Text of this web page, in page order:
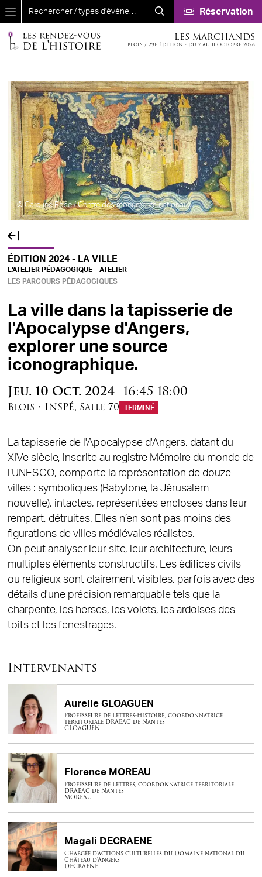
Aller au contenu principal
Réservation
LES MARCHANDS
BLOIS / 29E ÉDITION - DU 7 AU 11 OCTOBRE 2026
© Caroline Rose / Centre des monuments nationaux
ÉDITION 2024 - LA VILLE
L'ATELIER PÉDAGOGIQUE
ATELIER
LES PARCOURS PÉDAGOGIQUES
La ville dans la tapisserie de
l'Apocalypse d'Angers,
explorer une source
iconographique.
Jeu. 10 Oct. 2024 16:45 à
18:00
Blois • INSPÉ, Salle 70 TERMINÉ
La tapisserie de l'Apocalypse d'Angers, datant du
XIVe siècle, inscrite au registre Mémoire du monde de
l’UNESCO, comporte la représentation de douze
villes : symboliques (Babylone, la Jérusalem
nouvelle), intactes, représentées encloses dans leur
rempart, détruites. Elles n’en sont pas moins des
figurations de villes médiévales réalistes.
On peut analyser leur site, leur architecture, leurs
multiples éléments constructifs. Les édifices civils
ou religieux sont clairement visibles, parfois avec des
détails d'une précision remarquable tels que la
charpente, les herses, les volets, les ardoises des
toits et les fenestrages.
Intervenants
Aurelie GLOAGUEN
Professeure de Lettres-Histoire, coordonnatrice
territoriale DRAEAC de Nantes
GLOAGUEN
Florence MOREAU
Professeure de Lettres, coordonnatrice territoriale
DRAEAC de Nantes
MOREAU
Magali DECRAENE
Chargée d'actions culturelles du Domaine national du
Château d'Angers
DECRAENE